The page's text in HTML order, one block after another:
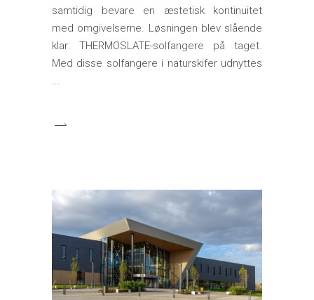
samtidig bevare en æstetisk kontinuitet
med omgivelserne. Løsningen blev slående
klar: THERMOSLATE-solfangere på taget.
Med disse solfangere i naturskifer udnyttes